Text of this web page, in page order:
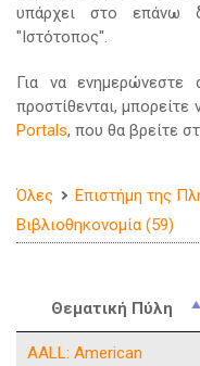
υπάρχει στο επάνω
"Ιστότοπος".
Για να ενημερώνεστε
προστίθενται, μπορείτε
Portals, που θα βρείτε
Όλες
Επιστήμη της
Βιβλιοθηκονομία (59)
Θεματική Πύλη
AALL: American